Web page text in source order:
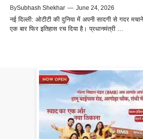
BySubhash Shekhar — June 24, 2026
नई दिल्ली: ओटीटी की दुनिया में अपनी सादगी से गदर मचाने
एक बार फिर इतिहास रच दिया है। प्रधानमंत्री ...